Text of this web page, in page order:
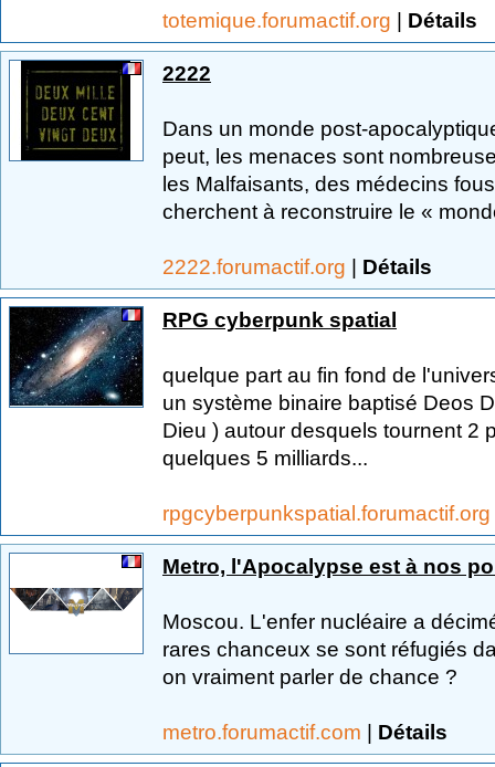
totemique.forumactif.org | Détails
2222
Dans un monde post-
peut, les menaces sont
les Malfaisants, des médecins
cherchent à reconstruire le «
2222.forumactif.org | Détails
RPG cyberpunk spatial
quelque part au fin fond de
un système binaire baptisé Deos
Dieu ) autour desquels tournent 2
quelques 5 milliards...
rpgcyberpunkspatial.forumactif.org
Metro, l'Apocalypse est à nos
Moscou. L'enfer nucléaire a
rares chanceux se sont réfugiés
on vraiment parler de chance ?
metro.forumactif.com | Détails